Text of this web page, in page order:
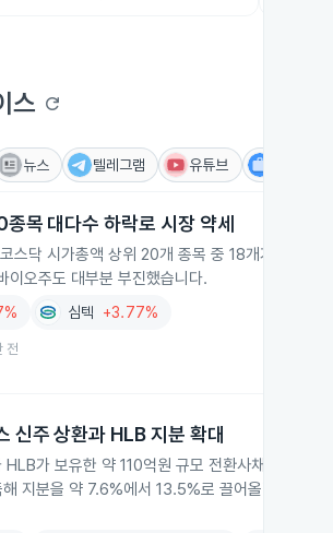
스 refresh
뉴스 텔레그램 유튜브
목 대다수 하락로 시장 약세
스닥 시가총액 상위 20개 종목 중 18개가 하락하
이오주도 대부분 부진했습니다.
심텍 +3.77%
전
신주 상환과 HLB 지분 확대
HLB가 보유한 약 110억원 규모 전환사채를 신주
지분을 약 7.6%에서 13.5%로 끌어올렸습니다